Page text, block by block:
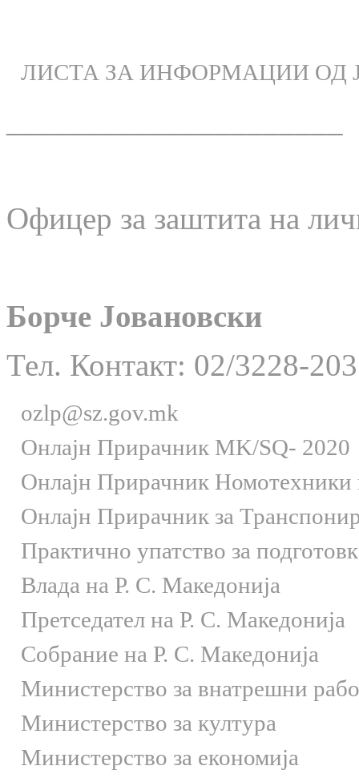
ЛИСТА ЗА ИНФОРМАЦИИ ОД
Офицер за заштита на
Борче Јовановски
Тел. Контакт: 02/3228-203
ozlp@sz.gov.mk
Онлaјн Прирачник MK/SQ- 2020
Онлаjн Прирачник Номотехники
Онлаjн Прирачник за
Практично упатство за
Влада на Р. С. Македонија
Претседател на Р. С. Македонија
Собрание на Р. С. Македонија
Министерство за внатрешни
Министерство за култура
Министерство за економија